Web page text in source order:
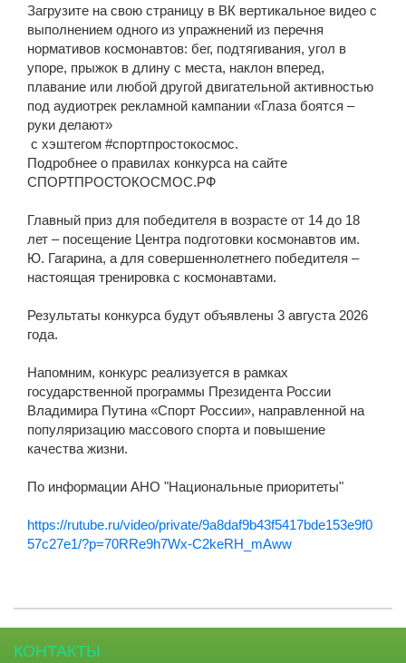
Загрузите на свою страницу в ВК вертикальное видео с
выполнением одного из упражнений из перечня
нормативов космонавтов: бег, подтягивания, угол в
упоре, прыжок в длину с места, наклон вперед,
плавание или любой другой двигательной активностью
под аудиотрек рекламной кампании «Глаза боятся –
руки делают»
с хэштегом #спортпростокосмос.
Подробнее о правилах конкурса на сайте
СПОРТПРОСТОКОСМОС.РФ
Главный приз для победителя в возрасте от 14 до 18
лет – посещение Центра подготовки космонавтов им.
Ю. Гагарина, а для совершеннолетнего победителя –
настоящая тренировка с космонавтами.
Результаты конкурса будут объявлены 3 августа 2026
года.
Напомним, конкурс реализуется в рамках
государственной программы Президента России
Владимира Путина «Спорт России», направленной на
популяризацию массового спорта и повышение
качества жизни.
По информации АНО "Национальные приоритеты"
https://rutube.ru/video/private/9a8daf9b43f5417bde153e9f0
57c27e1/?p=70RRe9h7Wx-C2keRH_mAww
КОНТАКТЫ